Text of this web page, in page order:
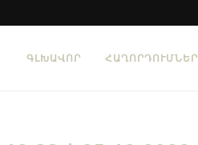
ԳԼԽԱՎՈՐ ՀԱՂՈՐԴՈՒՄՆԵՐ